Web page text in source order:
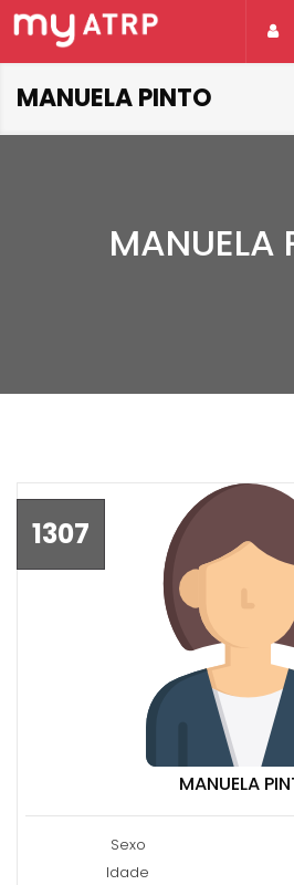
MANUELA PINTO
MANUELA
1307
MANUELA
Sexo
Idade